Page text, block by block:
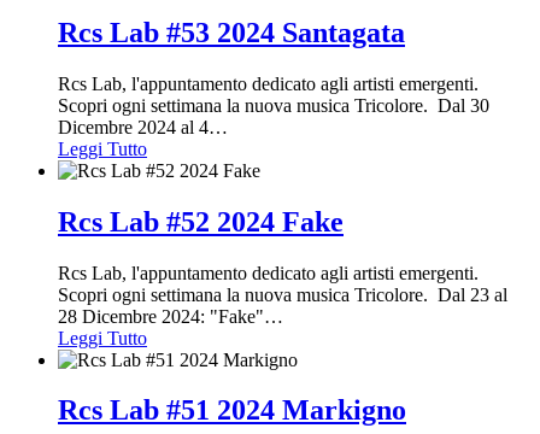
Rcs Lab #53 2024 Santagata
Rcs Lab, l'appuntamento dedicato agli artisti emergenti.
Scopri ogni settimana la nuova musica Tricolore. Dal 30
Dicembre 2024 al 4…
Leggi Tutto
Rcs Lab #52 2024 Fake
Rcs Lab, l'appuntamento dedicato agli artisti emergenti.
Scopri ogni settimana la nuova musica Tricolore. Dal 23 al
28 Dicembre 2024: "Fake"…
Leggi Tutto
Rcs Lab #51 2024 Markigno